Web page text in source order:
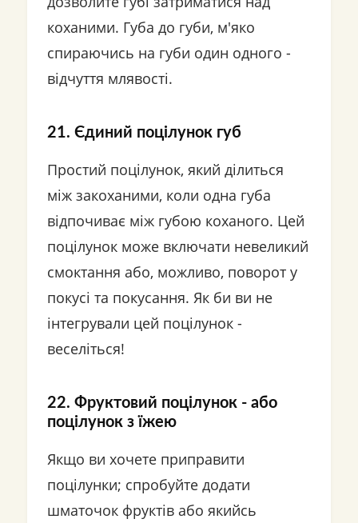
коханими. Губа до губи, м'яко
спираючись на губи один одного -
відчуття млявості.
21. Єдиний поцілунок губ
Простий поцілунок, який ділиться
між закоханими, коли одна губа
відпочиває між губою коханого. Цей
поцілунок може включати невеликий
смоктання або, можливо, поворот у
покусі та покусання. Як би ви не
інтегрували цей поцілунок -
веселіться!
22. Фруктовий поцілунок - або
поцілунок з їжею
Якщо ви хочете приправити
поцілунки; спробуйте додати
шматочок фруктів або якийсь